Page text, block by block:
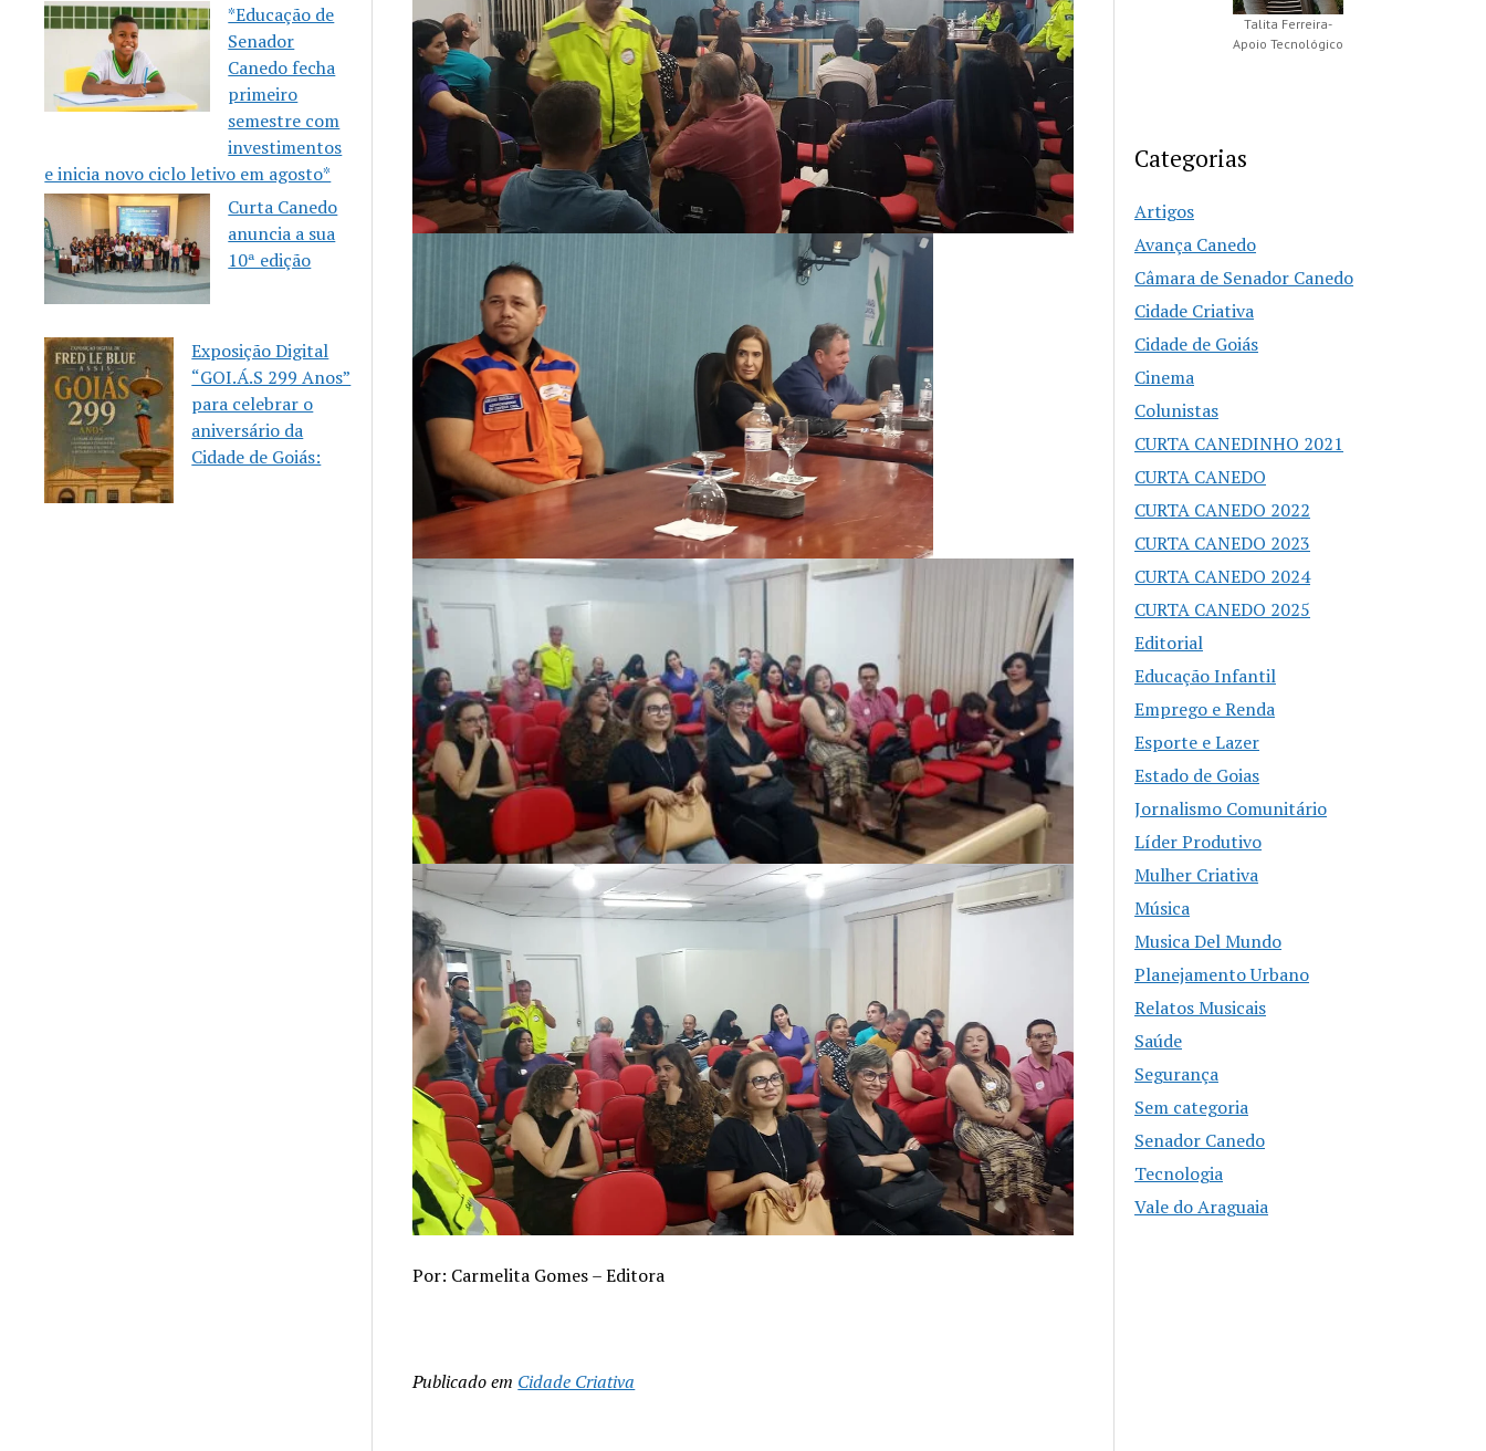
*Educação de
Senador
Canedo fecha
primeiro
semestre com
investimentos
e inicia novo ciclo letivo em agosto*
Curta Canedo
anuncia a sua
10ª edição
Exposição Digital
“GOI.Á.S 299 Anos”
para celebrar o
aniversário da
Cidade de Goiás:
Por: Carmelita Gomes – Editora
Publicado em Cidade Criativa
Talita Ferreira-
Apoio Tecnológico
Categorias
Artigos
Avança Canedo
Câmara de Senador Canedo
Cidade Criativa
Cidade de Goiás
Cinema
Colunistas
CURTA CANEDINHO 2021
CURTA CANEDO
CURTA CANEDO 2022
CURTA CANEDO 2023
CURTA CANEDO 2024
CURTA CANEDO 2025
Editorial
Educação Infantil
Emprego e Renda
Esporte e Lazer
Estado de Goias
Jornalismo Comunitário
Líder Produtivo
Mulher Criativa
Música
Musica Del Mundo
Planejamento Urbano
Relatos Musicais
Saúde
Segurança
Sem categoria
Senador Canedo
Tecnologia
Vale do Araguaia